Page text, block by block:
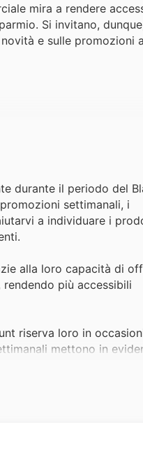
mira a rendere
Si invitano,
e sulle promozioni a
durante il periodo del
settimanali, i
a individuare i
alla loro capacità di
più accessibili
riserva loro in
mettono in
più attese, li
così la loro